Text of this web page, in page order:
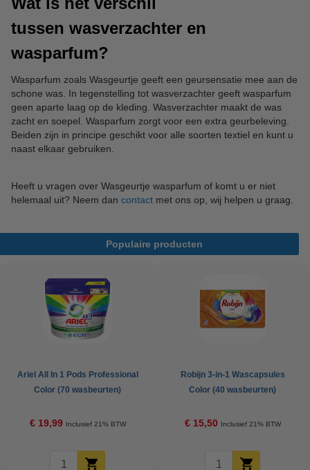
tussen wasverzachter en
wasparfum?
Wasparfum zoals Wasgeurtje geeft een geursensatie mee aan de
schone was. In tegenstelling tot wasverzachter geeft wasparfum
geen aparte laag op de kleding. Wasverzachter maakt de was
zacht en soepel. Wasparfum zorgt voor een extra geurbeleving.
Beiden zijn in principe geschikt voor alle soorten textiel en kunt u
naast elkaar gebruiken.
Heeft u vragen over Wasgeurtje wasparfum of komt u er niet
helemaal uit? Neem dan contact met ons op, wij helpen u graag.
Populaire producten
Ariel All In 1 Pods Professional
Color (70 wasbeurten)
€ 19,99 Inclusief 21% BTW
Robijn 3-in-1 Wascapsules
Color (40 wasbeurten)
€ 15,50 Inclusief 21% BTW